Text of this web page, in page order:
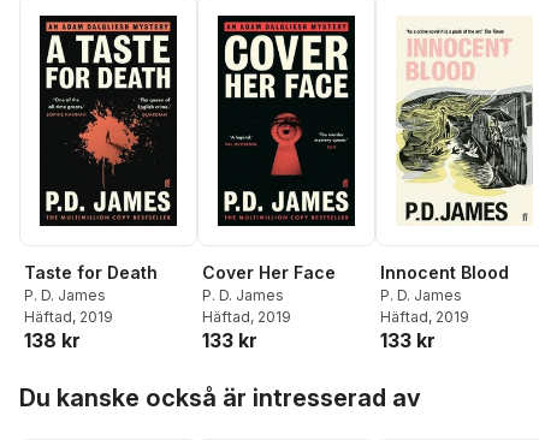
Taste for Death
P. D. James
Häftad, 2019
138 kr
Cover Her Face
P. D. James
Häftad, 2019
133 kr
Innocent Blood
P. D. James
Häftad, 2019
133 kr
Du kanske också är intresserad av